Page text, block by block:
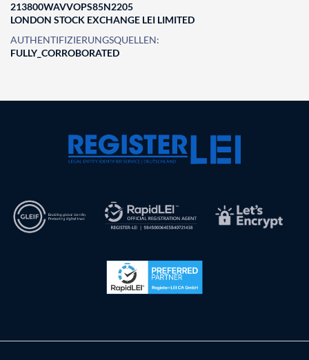
213800WAVVOPS85N2205
LONDON STOCK EXCHANGE LEI LIMITED
AUTHENTIFIZIERUNGSQUELLEN:
FULLY_CORROBORATED